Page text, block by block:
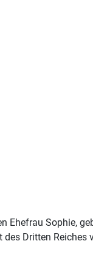
Ehefrau Sophie,
Dritten